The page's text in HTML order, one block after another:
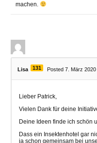
machen.
Lisa 131 Posted 7. März 2020
Lieber Patrick,
Vielen Dank für deine
Deine Ideen finde ich schön
Dass ein Insektenhotel gar
ja schon gemeinsam bei